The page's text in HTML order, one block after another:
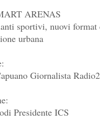
ARENAS
sportivi, nuovi format
urbana
Giornalista
Presidente ICS